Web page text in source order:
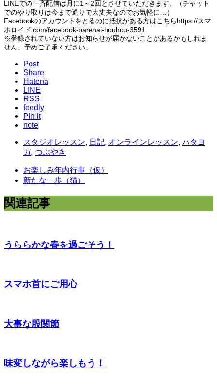
LINEでの一斉配信は月に1～2回とさせていただきます。（チャット
でのやり取りは今まで通りで大丈夫なのでお気軽に…）
Facebookのアカウントをとるのに抵抗がある方はこちらhttps://スマ
ホロイド.com/facebook-barenai-houhou-3591
※登録されていない方はお知らせが届かないことがあるかもしれま
せん。予めご了承ください。
Post
Share
Hatena
LINE
RSS
feedly
Pin it
note
スタジオレッスン, 日記, オンラインレッスン, ハタヨ
ガ, つぶやき
お楽しみ年内行事（仮）
新たな一歩（猫）
関連記事
うららかな春を過ごそう！
スマホ首にご用心
大事な股関節
味変しながら楽しもう！